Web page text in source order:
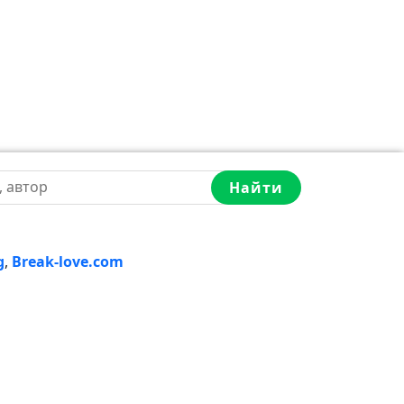
Найти
, Break-love.com